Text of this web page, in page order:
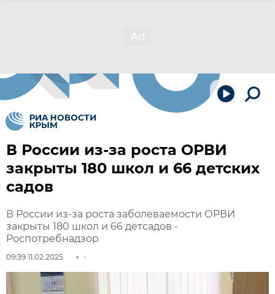
В России из-за роста ОРВИ
закрыты 180 школ и 66 детских
садов
В России из-за роста заболеваемости ОРВИ
закрыты 180 школ и 66 детсадов -
Роспотребнадзор
09:39 11.02.2025